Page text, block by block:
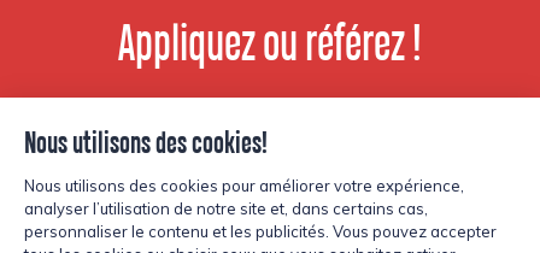
Appliquez ou référez !
Voir les postes
disponibles